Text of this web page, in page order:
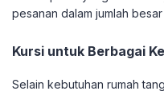
pesanan dalam jumlah
Kursi untuk Berbagai
Selain kebutuhan rumah